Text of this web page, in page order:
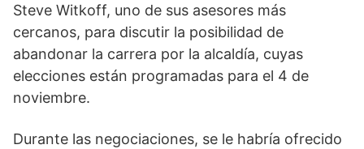
Steve Witkoff, uno de sus asesores más
cercanos, para discutir la posibilidad de
abandonar la carrera por la alcaldía, cuyas
elecciones están programadas para el 4 de
noviembre.
Durante las negociaciones, se le habría ofrecido